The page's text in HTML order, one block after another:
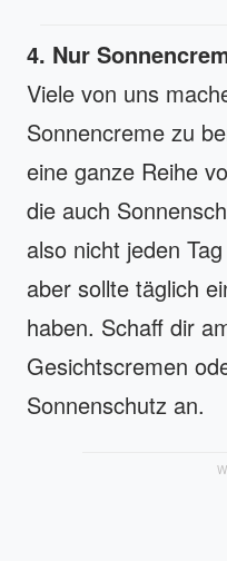
4. Nur
Viele von uns
Sonnencreme zu
eine ganze Reihe
die auch
also nicht jeden
aber sollte täglich
haben. Schaff dir
Gesichtscremen
Sonnenschutz an.